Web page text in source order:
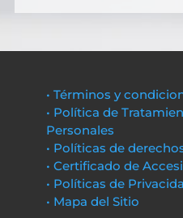
• Términos y
• Política de
Personales
• Políticas de
• Certificado de
• Políticas de
• Mapa del Sitio